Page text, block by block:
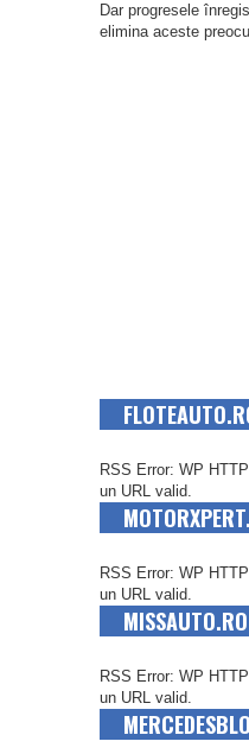
Dar progresele
elimina aceste
RSS Error: WP
un URL valid.
RSS Error: WP
un URL valid.
MISSAUTO.RO
RSS Error: WP
un URL valid.